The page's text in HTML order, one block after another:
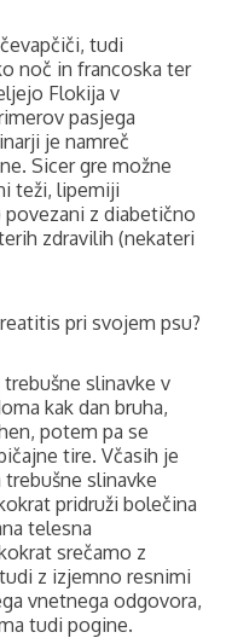
tudi
noč in francoska ter
Flokija v
pasjega
je namreč
Sicer gre možne
teži, lipemiji
z diabetično
zdravilih (nekateri
pri svojem psu?
slinavke v
kak dan bruha,
potem pa se
tire. Včasih je
slinavke
pridruži bolečina
telesna
srečamo z
z izjemno resnimi
vnetnega odgovora,
tudi pogine.